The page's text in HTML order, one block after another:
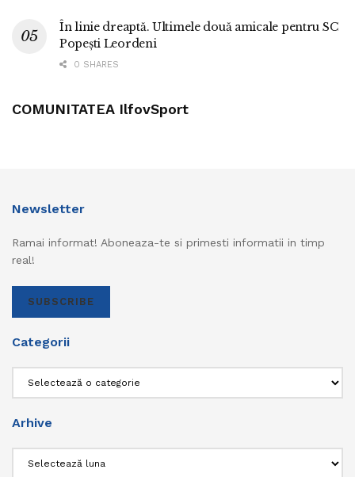
În linie dreaptă. Ultimele două amicale pentru SC
Popești Leordeni
0 SHARES
COMUNITATEA IlfovSport
Newsletter
Ramai informat! Aboneaza-te si primesti informatii in timp
real!
SUBSCRIBE
Categorii
Arhive